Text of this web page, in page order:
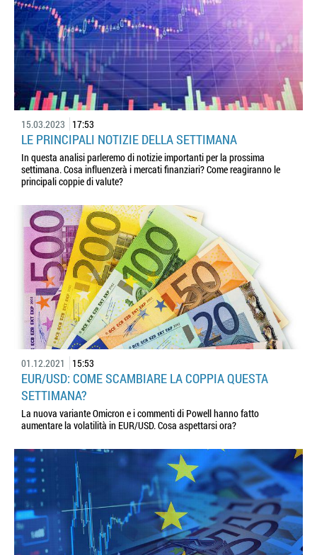
15.03.2023 17:53
LE PRINCIPALI NOTIZIE DELLA SETTIMANA
In questa analisi parleremo di notizie importanti per la prossima
settimana. Cosa influenzerà i mercati finanziari? Come reagiranno le
principali coppie di valute?
01.12.2021 15:53
EUR/USD: COME SCAMBIARE LA COPPIA QUESTA
SETTIMANA?
La nuova variante Omicron e i commenti di Powell hanno fatto
aumentare la volatilità in EUR/USD. Cosa aspettarsi ora?